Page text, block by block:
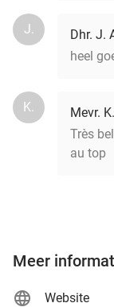
J.
Dhr. J.
heel
K.
Mevr.
Très
au top
Meer
Website